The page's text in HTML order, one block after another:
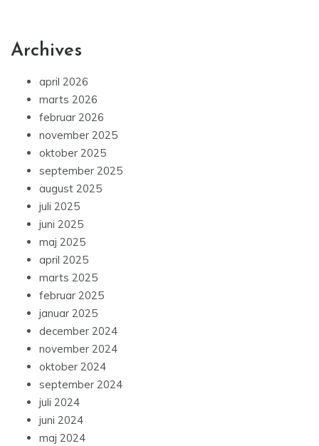
Archives
april 2026
marts 2026
februar 2026
november 2025
oktober 2025
september 2025
august 2025
juli 2025
juni 2025
maj 2025
april 2025
marts 2025
februar 2025
januar 2025
december 2024
november 2024
oktober 2024
september 2024
juli 2024
juni 2024
maj 2024